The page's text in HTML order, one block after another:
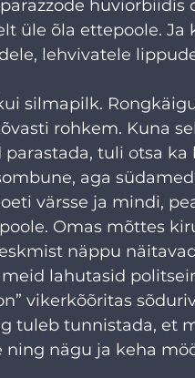
üle õla ettepoole.
lehvivatele
silmapilk.
rohkem. Kuna
parastada, tuli otsa
aga
värsse ja mindi,
Omas mõttes
näppu
lahutasid
vikerkõõritas
tuleb tunnistada, et
ning nägu ja keha